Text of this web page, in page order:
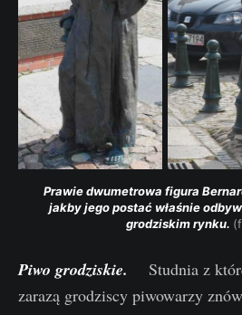
Prawie dwumetrowa figura
jakby jego postać właśnie
grodziskim rynku.
Piwo grodziskie.
Studnia z
zarazą grodziscy piwowarzy